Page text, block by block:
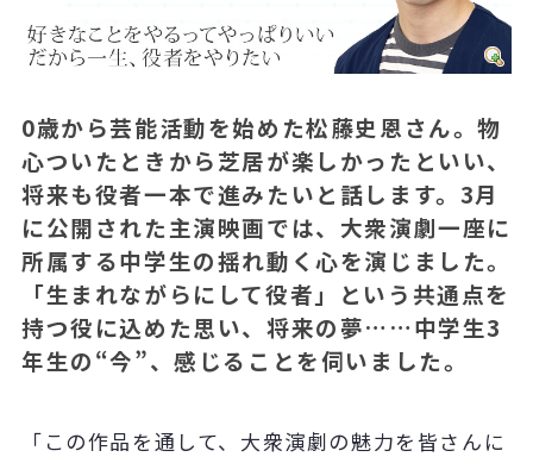
0歳から芸能活動を始めた松藤史恩さん。物
心ついたときから芝居が楽しかったといい、
将来も役者一本で進みたいと話します。3月
に公開された主演映画では、大衆演劇一座に
所属する中学生の揺れ動く心を演じました。
「生まれながらにして役者」という共通点を
持つ役に込めた思い、将来の夢……中学生3
年生の“今”、感じることを伺いました。
「この作品を通して、大衆演劇の魅力を皆さんに